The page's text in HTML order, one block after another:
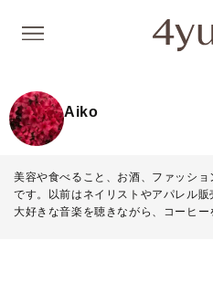
Aiko
美容や食べること、お酒、ファッシ
です。以前はネイリストやアパレル販
大好きな音楽を聴きながら、コーヒ